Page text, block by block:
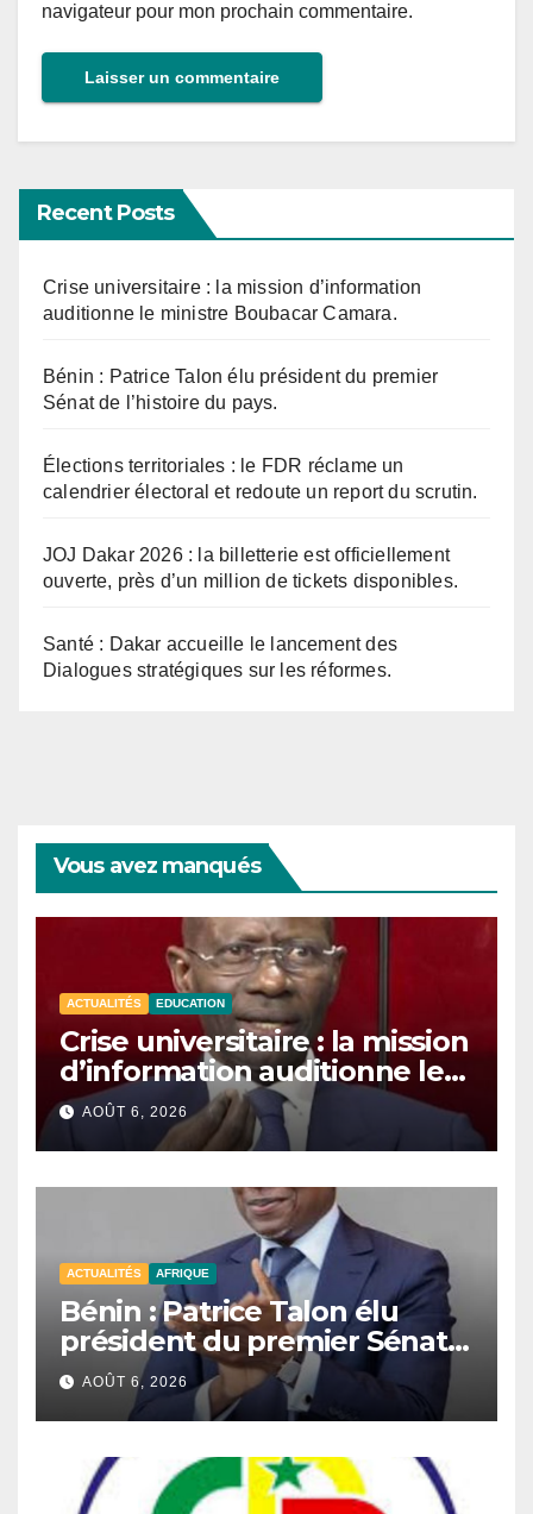
navigateur pour mon prochain commentaire.
Recent Posts
Crise universitaire : la mission d’information
auditionne le ministre Boubacar Camara.
Bénin : Patrice Talon élu président du premier
Sénat de l’histoire du pays.
Élections territoriales : le FDR réclame un
calendrier électoral et redoute un report du scrutin.
JOJ Dakar 2026 : la billetterie est officiellement
ouverte, près d’un million de tickets disponibles.
Santé : Dakar accueille le lancement des
Dialogues stratégiques sur les réformes.
Vous avez manqués
ACTUALITÉS EDUCATION
Crise universitaire : la mission
d’information auditionne le
ministre Boubacar Camara.
AOÛT 6, 2026
ACTUALITÉS AFRIQUE
Bénin : Patrice Talon élu
président du premier Sénat
de l’histoire du pays.
AOÛT 6, 2026